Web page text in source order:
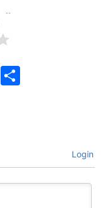
Reddit
Login